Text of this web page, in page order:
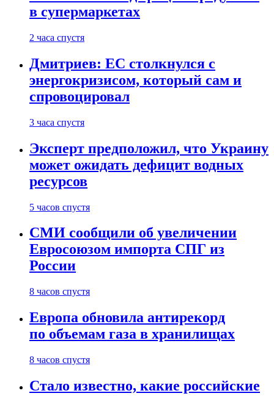
в супермаркетах
2 часа спустя
Дмитриев: ЕС столкнулся с
энергокризисом, который сам и
спровоцировал
3 часа спустя
Эксперт предположил, что Украину
может ожидать дефицит водных
ресурсов
5 часов спустя
СМИ сообщили об увеличении
Евросоюзом импорта СПГ из
России
8 часов спустя
Европа обновила антирекорд
по объемам газа в хранилищах
8 часов спустя
Стало известно, какие российские